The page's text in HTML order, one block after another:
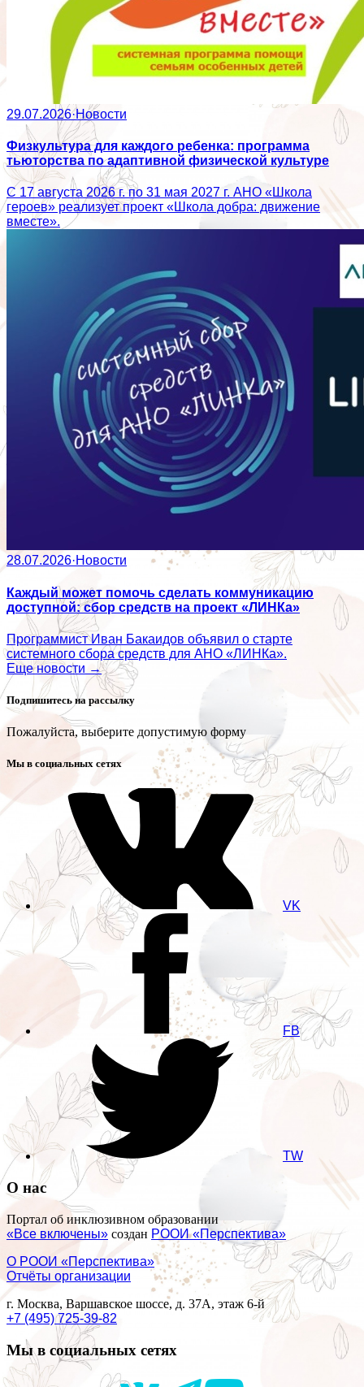
29.07.2026·Новости
Физкультура для каждого ребенка: программа
тьюторства по адаптивной физической культуре
С 17 августа 2026 г. по 31 мая 2027 г. АНО «Школа
героев» реализует проект «Школа добра: движение
вместе».
28.07.2026·Новости
Каждый может помочь сделать коммуникацию
доступной: сбор средств на проект «ЛИНКа»
Программист Иван Бакаидов объявил о старте
системного сбора средств для АНО «ЛИНКа».
Еще новости →
Подпишитесь на рассылку
Пожалуйста, выберите допустимую форму
Мы в социальных сетях
VK
FB
TW
О нас
Портал об инклюзивном образовании
«Все включены» создан РООИ «Перспектива»
О РООИ «Перспектива»
Отчёты организации
г. Москва, Варшавское шоссе, д. 37А, этаж 6-й
+7 (495) 725-39-82
Мы в социальных сетях